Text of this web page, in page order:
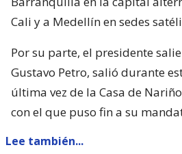
Cali y a Medellín en sedes
Por su parte, el presidente
Gustavo Petro, salió durante
última vez de la Casa de
con el que puso fin a su
Lee también...